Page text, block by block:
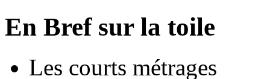
En Bref sur la toile
Les courts métrages